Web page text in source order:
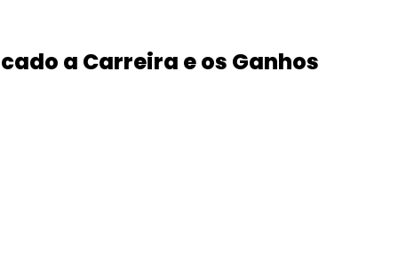
a Carreira e os Ganhos